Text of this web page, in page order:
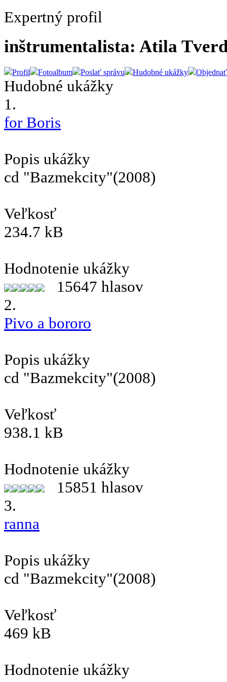
Expertný profil
inštrumentalista: Atila
Profil Fotoalbum Poslať správu Hudobné ukážky Objednať
Hudobné ukážky
1.
for Boris
Popis ukážky
cd "Bazmekcity"(2008)
Veľkosť
234.7 kB
Hodnotenie ukážky
15647 hlasov
2.
Pivo a bororo
Popis ukážky
cd "Bazmekcity"(2008)
Veľkosť
938.1 kB
Hodnotenie ukážky
15851 hlasov
3.
ranna
Popis ukážky
cd "Bazmekcity"(2008)
Veľkosť
469 kB
Hodnotenie ukážky